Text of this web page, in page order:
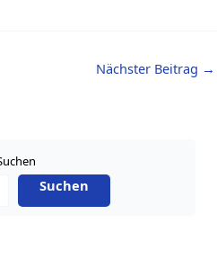
Nächster Beitrag →
Suchen